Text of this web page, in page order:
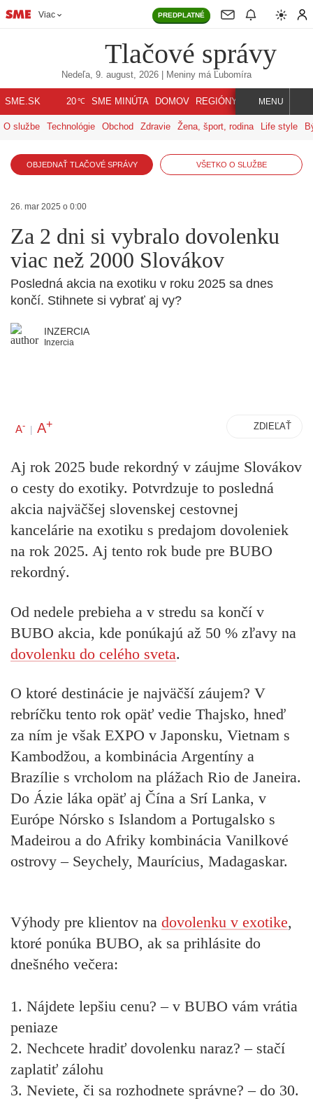
Viac PREDPLATNÉ
Tlačové správy
Nedeľa, 9. august, 2026 | Meniny má Ľubomíra
SME.SK 20℃ SME MINÚTA DOMOV REGIÓNY INDEX SVET
MENU
O službe Technológie Obchod Zdravie Žena, šport, rodina Life style
OBJEDNAŤ TLAČOVÉ SPRÁVY VŠETKO O SLUŽBE
26. mar 2025 o 0:00
Za 2 dni si vybralo dovolenku
viac než 2000 Slovákov
Posledná akcia na exotiku v roku 2025 sa dnes
končí. Stihnete si vybrať aj vy?
INZERCIA
Inzercia
A- | A+ ZDIEĽAŤ
Aj rok 2025 bude rekordný v záujme Slovákov
o cesty do exotiky. Potvrdzuje to posledná
akcia najväčšej slovenskej cestovnej
kancelárie na exotiku s predajom dovoleniek
na rok 2025. Aj tento rok bude pre BUBO
rekordný.
Od nedele prebieha a v stredu sa končí v
BUBO akcia, kde ponúkajú až 50 % zľavy na
dovolenku do celého sveta.
O ktoré destinácie je najväčší záujem? V
rebríčku tento rok opäť vedie Thajsko, hneď
za ním je však EXPO v Japonsku, Vietnam s
Kambodžou, a kombinácia Argentíny a
Brazílie s vrcholom na plážach Rio de Janeira.
Do Ázie láka opäť aj Čína a Srí Lanka, v
Európe Nórsko s Islandom a Portugalsko s
Madeirou a do Afriky kombinácia Vanilkové
ostrovy – Seychely, Maurícius, Madagaskar.
Výhody pre klientov na dovolenku v exotike,
ktoré ponúka BUBO, ak sa prihlásite do
dnešného večera:
1. Nájdete lepšiu cenu? – v BUBO vám vrátia
peniaze
2. Nechcete hradiť dovolenku naraz? – stačí
zaplatiť zálohu
3. Neviete, či sa rozhodnete správne? – do 30.